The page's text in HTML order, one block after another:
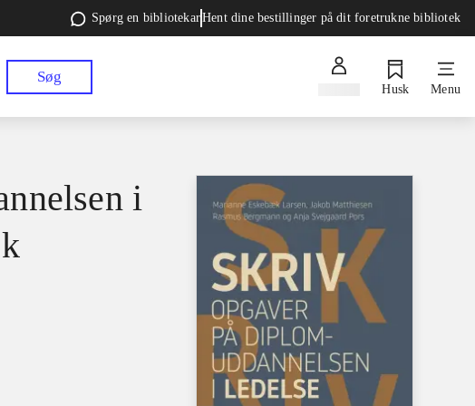
Spørg en bibliotekarHent dine bestillinger på dit foretrukne bibliotek
Søg
Husk Menu
i